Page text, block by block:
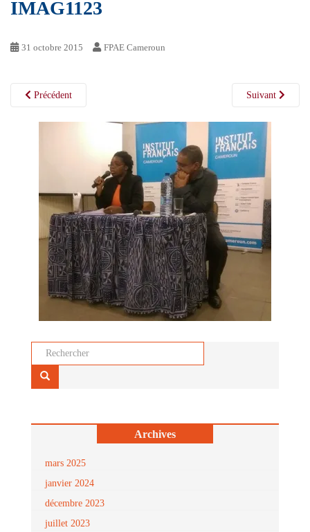
IMAG1123
31 octobre 2015 FPAE Cameroun
Précédent Suivant
Archives
mars 2025
janvier 2024
décembre 2023
juillet 2023